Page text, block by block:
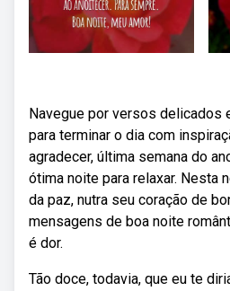
Navegue por versos delicados
para terminar o dia com
agradecer, última semana do
ótima noite para relaxar. Nesta
da paz, nutra seu coração de
mensagens de boa noite
é dor.
Tão doce, todavia, que eu te